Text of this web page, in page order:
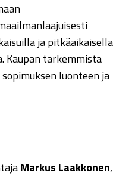
ja pitkäaikaisella
Kaupan tarkemmista
luonteen ja
Markus Laakkonen,